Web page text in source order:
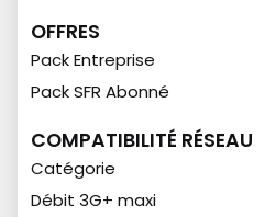
OFFRES
Pack Entreprise
Pack SFR Abonné
COMPATIBILITÉ RÉSEAU
Catégorie
Débit 3G+ maxi